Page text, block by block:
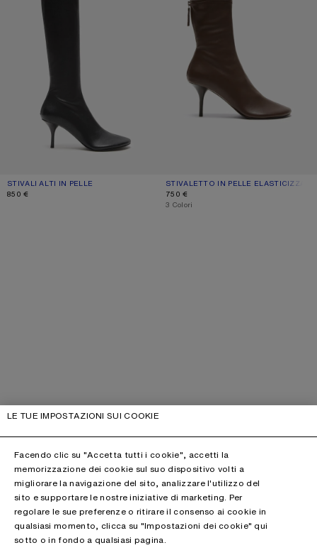
STIVALI ALTI IN PELLE
COLORE ATTUALE: NERO
PREZZO: 850 €.
850 €
STIVALETTO IN PELLE ELASTICIZZATA
COLORE ATTUALE: MARRONE TERRA
PREZZO: 750 €.
750 €
,3 Colori
LE TUE IMPOSTAZIONI SUI COOKIE
Facendo clic su "Accetta tutti i cookie", accetti la
memorizzazione dei cookie sul suo dispositivo volti a
migliorare la navigazione del sito, analizzare l'utilizzo del
sito e supportare le nostre iniziative di marketing. Per
regolare le sue preferenze o ritirare il consenso ai cookie in
qualsiasi momento, clicca su "Impostazioni dei cookie" qui
sotto o in fondo a qualsiasi pagina.